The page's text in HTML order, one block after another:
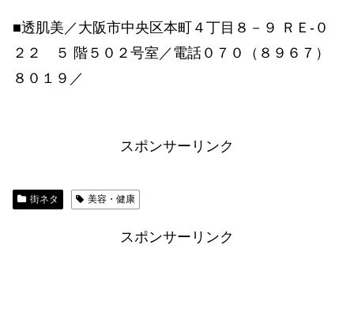
■透肌美／大阪市中央区本町４丁目８－９ ＲＥ-０
２２ ５ 階５０２号室／電話０７０（８９６７）
８０１９／
スポンサーリンク
街ネタ 美容・健康
スポンサーリンク